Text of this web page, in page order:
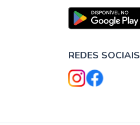
REDES SOCIAIS